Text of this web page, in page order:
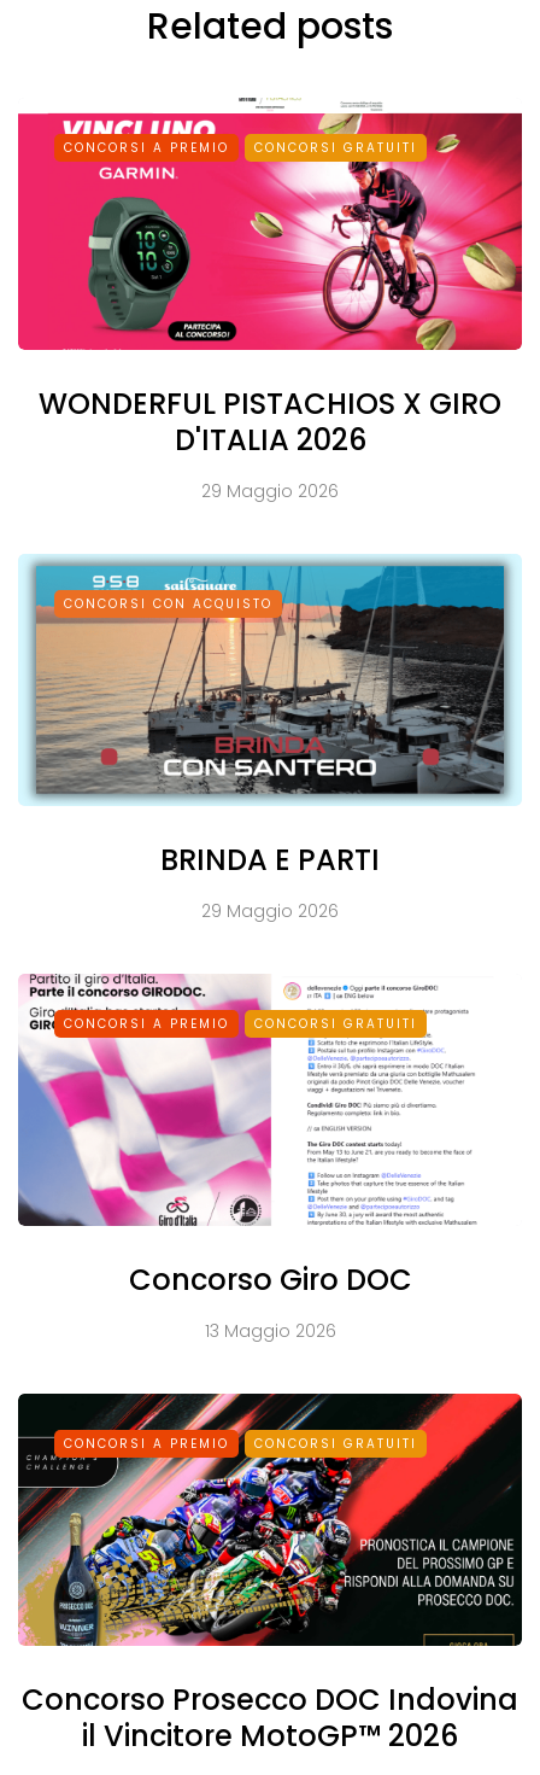
Related posts
CONCORSI A PREMIO CONCORSI GRATUITI
WONDERFUL PISTACHIOS X GIRO
D'ITALIA 2026
29 Maggio 2026
CONCORSI CON ACQUISTO
BRINDA E PARTI
29 Maggio 2026
CONCORSI A PREMIO CONCORSI GRATUITI
Concorso Giro DOC
13 Maggio 2026
CONCORSI A PREMIO CONCORSI GRATUITI
Concorso Prosecco DOC Indovina
il Vincitore MotoGP™ 2026